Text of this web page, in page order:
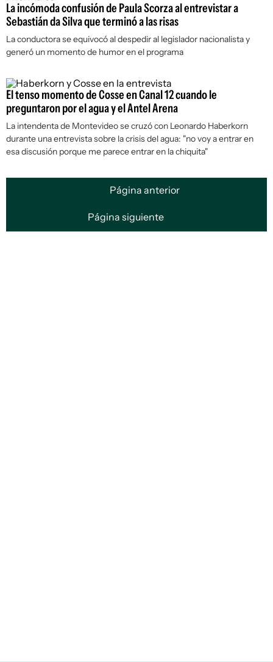
La incómoda confusión de Paula Scorza al entrevistar a
Sebastián da Silva que terminó a las risas
La conductora se equivocó al despedir al legislador nacionalista y
generó un momento de humor en el programa
El tenso momento de Cosse en Canal 12 cuando le
preguntaron por el agua y el Antel Arena
La intendenta de Montevideo se cruzó con Leonardo Haberkorn
durante una entrevista sobre la crisis del agua: "no voy a entrar en
esa discusión porque me parece entrar en la chiquita"
Página anterior
Página siguiente